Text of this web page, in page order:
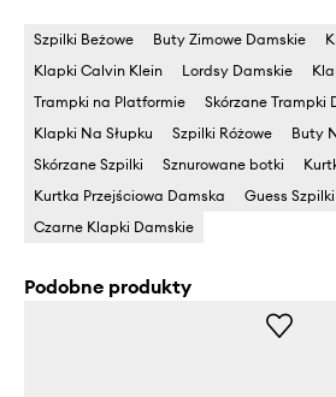
Szpilki Beżowe Buty Zimowe Damskie
Klapki Calvin Klein
Lordsy Damskie
Trampki na Platformie
Skórzane Trampki
Klapki Na Słupku
Szpilki Różowe
Buty
Skórzane Szpilki
Sznurowane botki
Kurtka Przejściowa Damska
Guess Szpilki
Czarne Klapki Damskie
Podobne produkty